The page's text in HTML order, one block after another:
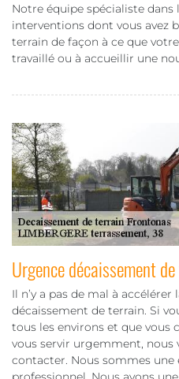
Notre équipe spécialiste
interventions dont vous avez
terrain de façon à ce que
travaillé ou à accueillir une
Urgence décaissement
Il n’y a pas de mal à
décaissement de terrain. Si
tous les environs et que vous
vous servir urgemment, nous
contacter. Nous sommes une